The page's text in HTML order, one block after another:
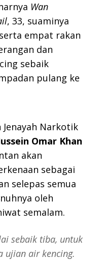
Wan
, 33, suaminya
empat rakan
dan
sebaik
pulang ke
Jenayah Narkotik
Omar Khan
akan
sebagai
selepas semua
oleh
semalam.
sebaik tiba, untuk
ujian air kencing.